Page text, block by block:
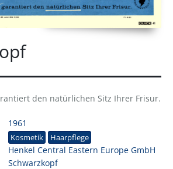
den natürlichen Sitz Ihrer Frisur.
1961
Kosmetik Haarpflege
Henkel Central Eastern Europe GmbH
Schwarzkopf